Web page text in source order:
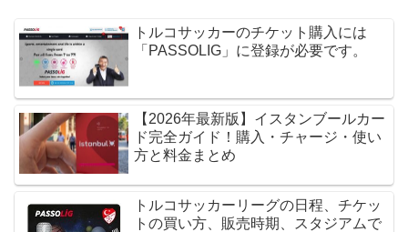
トルコサッカーのチケット購入には
「PASSOLIG」に登録が必要です。
【2026年最新版】イスタンブールカー
ド完全ガイド！購入・チャージ・使い
方と料金まとめ
トルコサッカーリーグの日程、チケッ
トの買い方、販売時期、スタジアムで